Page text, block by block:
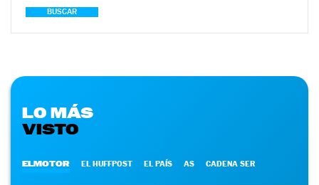
BUSCAR
LO MÁS
VISTO
ELMOTOR EL HUFFPOST EL PAÍS AS CADENA SER